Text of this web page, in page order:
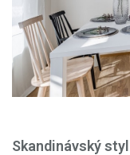
Skandinávský